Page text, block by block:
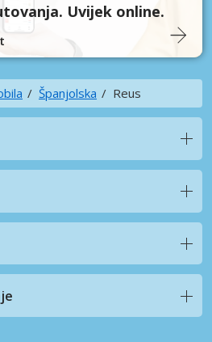
Uvijek online.
Španjolska Reus